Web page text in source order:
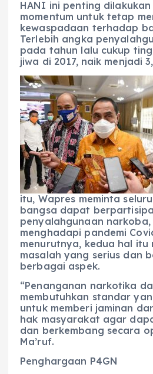
HANI ini penting
momentum untuk tetap
kewaspadaan terhadap
Terlebih angka
pada tahun lalu cukup
jiwa di 2017, naik menjadi
itu, Wapres meminta
bangsa dapat
penyalahgunaan
menghadapi pandemi
menurutnya, kedua hal itu
masalah yang serius dan
berbagai aspek.
“Penanganan narkotika
membutuhkan standar
untuk memberi jaminan
hak masyarakat agar
dan berkembang secara
Ma’ruf.
Penghargaan P4GN